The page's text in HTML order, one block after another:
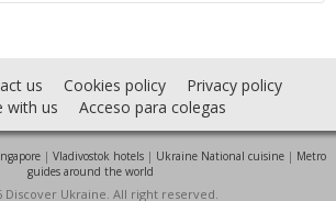
us Cookies policy
Privacy policy
with us
Acceso para colegas
| Vladivostok hotels| Ukraine National cuisine| Metro
guides around the world
Discover Ukraine. All right reserved.